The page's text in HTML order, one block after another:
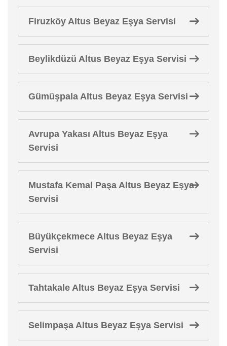
Firuzköy Altus Beyaz Eşya Servisi
Beylikdüzü Altus Beyaz Eşya Servisi
Gümüşpala Altus Beyaz Eşya Servisi
Avrupa Yakası Altus Beyaz Eşya
Servisi
Mustafa Kemal Paşa Altus Beyaz Eşya
Servisi
Büyükçekmece Altus Beyaz Eşya
Servisi
Tahtakale Altus Beyaz Eşya Servisi
Selimpaşa Altus Beyaz Eşya Servisi